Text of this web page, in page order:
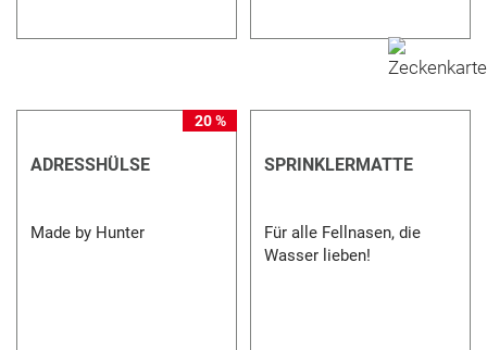
20 %
ADRESSHÜLSE
Made by Hunter
SPRINKLERMATTE
Für alle Fellnasen, die
Wasser lieben!